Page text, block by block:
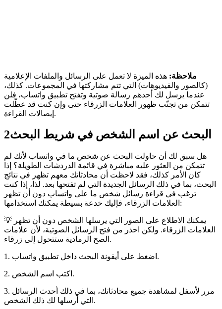
ملاحظة: هذه الميزة لا تعمل على الرسائل والملفات الإعلامية
(كالصور والفيديوهات) التي تتم مشاركتها في المجموعات. كذلك،
عندما يرسل لك أحدهم رسالة صوتية وتفتح تطبيق واتساب، فلن
تتمكن من تجنّب ظهور العلامات الزرقاء حتى وإن كنت قد عطّلت
إيصالات القراءة.
2البحث عن اسم الشخص في شريط البحث
هل سبق لك أن حاولت البحث عن شخص ما في واتساب لأنك لم
تتمكن من العثور عليه مباشرة في قائمة الدردشات الطويلة؟ إذا
كان الأمر كذلك، فقد لاحظت أن محادثاتك معهم تظهر في نتائج
البحث، بما في ذلك الرسائل الجديدة التي لم تفتحها بعد. لذا، إذا كنت
ترغب في قراءة رسائل شخص ما على واتساب دون أن تظهر
العلامات الزرقاء، فإليك خدعة بسيطة يمكنك استخدامها:
💡 يمكنك الاطلاع على الصور التي يرسلها الشخص دون أن تظهر
العلامات الزرقاء. ولكن احذر من فتح الرسائل الصوتية، لأن علامات
الصح الرمادية ستتحول إلى زرقاء.
1. اضغط على أيقونة البحث داخل تطبيق واتساب.
2. اكتب اسم الشخص.
3. مرر لأسفل لمشاهدة جميع محادثاتك، بما في ذلك أحدث الرسائل
التي أرسلها لك ذلك الشخص.